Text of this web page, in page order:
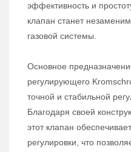
эффективность и
клапан станет
газовой системы.
Основное
регулирующего
точной и стабильной
Благодаря своей
этот клапан
регулировки, что